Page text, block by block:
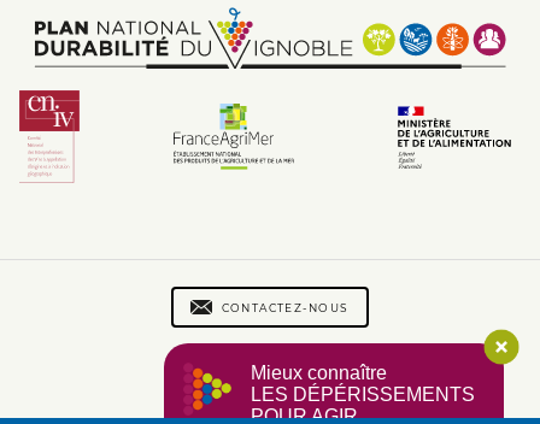
CONTACTEZ-NOUS
PLAN DU SITE
MENTIONS LÉGALES
CGU
Mieux connaître
LES DÉPÉRISSEMENTS
POUR AGIR